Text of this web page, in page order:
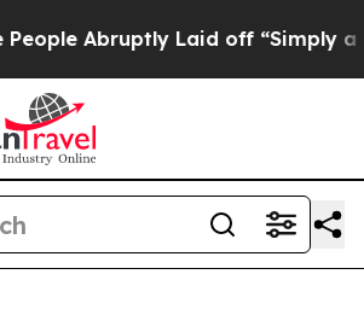
Abruptly Laid off “Simply a Math